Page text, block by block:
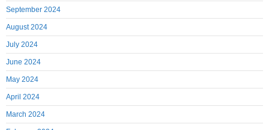
September 2024
August 2024
July 2024
June 2024
May 2024
April 2024
March 2024